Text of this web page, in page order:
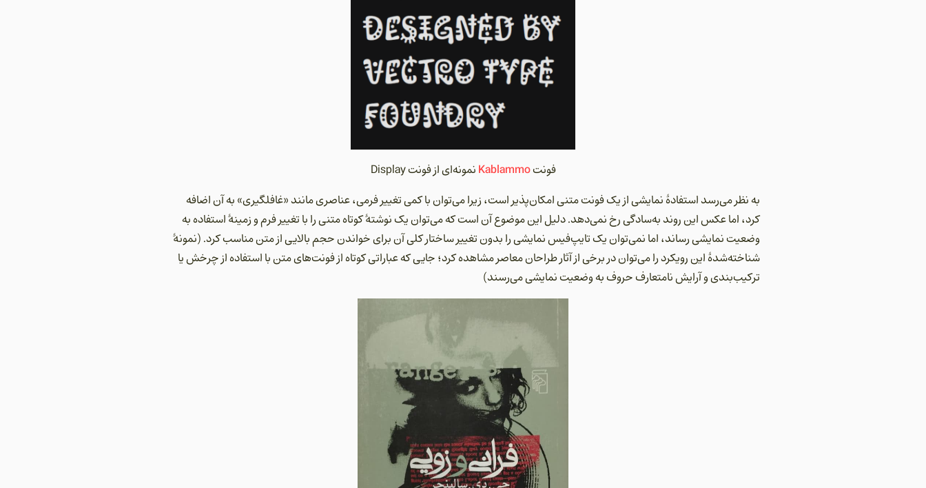
فونتKablammoنمونه‌ای از فونت Display
به نظر می‌رسد استفادهٔ نمایشی از یک فونت متنی امکان‌پذیر است، زیرا می‌توان با کمی تغییر فرمی، عناصری مانند «غافلگیری» به آن اضافه
کرد، اما عکس این روند به‌سادگی رخ نمی‌دهد. دلیل این موضوع آن است که می‌توان یک نوشتۀ کوتاه متنی را با تغییر فرم و زمینهٔ استفاده به
وضعیت نمایشی رساند، اما نمی‌توان یک تایپ‌فیس نمایشی را بدون تغییر ساختار کلی آن برای خواندن حجم بالایی از متن مناسب کرد. (نمونهٔ
شناخته‌شدهٔ این رویکرد را می‌توان در برخی از آثار طراحان معاصر مشاهده کرد؛ جایی که عباراتی کوتاه از فونت‌های متن با استفاده از چرخش یا
ترکیب‌بندی و آرایش نامتعارف حروف به وضعیت نمایشی می‌رسند)